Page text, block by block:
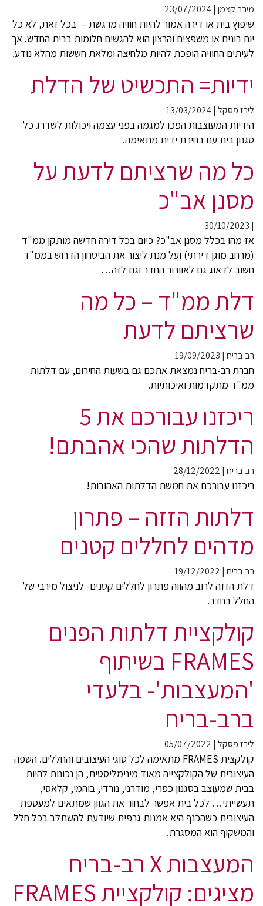
מירב קצמן |
23/07/2024
שיפוץ בית או דירה אמור להיות חוויה מרגשת – בכל זאת, לא כל
יום בונים או משפצים והרצון הוא להגשים חלומות בבית החדש. אך
לעיתים החוויה הופכת להיות מלחיצה ומלאת חששות מהלא נודע.
ידיות= התכשיט של הדלת
לירז פסקל |
13/03/2024
הידיות המעוצבות הפכו למגמה בפני עצמה ויכולות לשדרג כל
סגנון בית עם בחירת ידית מתאימה.
כל מה שרציתם לדעת על
מסנן אב"כ
|
30/10/2023
אז מהו בכלל מסנן אב"כ? כיום בכל דירה חדשה מותקן ממ"ד
(מרחב מוגן דירתי) ועל מנת ליצור את הביטחון הדרוש בממ"ד
חשוב לדאוג גם לאוורור החדר וגם לזה…
דלת ממ"ד – כל מה
שרציתם לדעת
רב בריח |
19/09/2023
חברת רב-בריח נמצאת אתכם גם בשעות החירום, עם דלתות
ממ"ד מתקדמות ואיכותיות.
ריכזנו עבורכם את 5
הדלתות שהכי אהבתם!
רב בריח |
28/12/2022
ריכזנו עבורכם את חמשת הדלתות האהובות!
דלתות הזזה – פתרון
מדהים לחללים קטנים
רב בריח |
19/12/2022
דלת הזזה לרוב מהווה פתרון לחללים קטנים- לניצול מירבי של
החלל בחדר.
קולקציית דלתות הפנים
FRAMES בשיתוף
'המעצבות'- בלעדי
ברב-בריח
לירז פסקל |
05/07/2022
קולקצית FRAMES מתאימה לכל סוגי העיצובים והחללים. השפה
העיצובית של הקולקצייה מאוד מינימליסטית, הן נכונות להיות
בבית שמעוצב בסגנון כפרי, מודרני, נורדי, בוהמי, קלאסי,
תעשייתי… לכל בית אפשר לבחור את הגוון שמתאים למעטפת
העיצובית כשהכנף היא אמנות גרפית שיודעת להשתלב בכל חלל
והמשקוף הוא המסגרת.
המעצבות X רב-בריח
מציגים: קולקציית FRAMES